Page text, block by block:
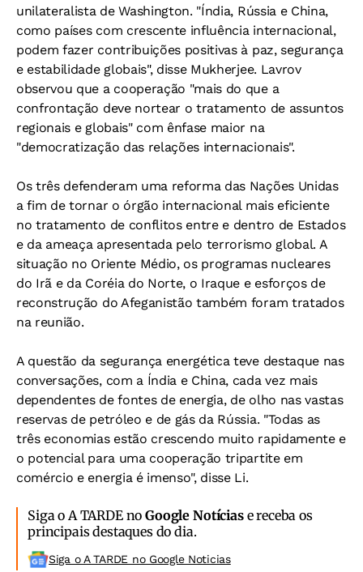
unilateralista de Washington. "Índia, Rússia e China,
como países com crescente influência internacional,
podem fazer contribuições positivas à paz, segurança
e estabilidade globais", disse Mukherjee. Lavrov
observou que a cooperação "mais do que a
confrontação deve nortear o tratamento de assuntos
regionais e globais" com ênfase maior na
"democratização das relações internacionais".
Os três defenderam uma reforma das Nações Unidas
a fim de tornar o órgão internacional mais eficiente
no tratamento de conflitos entre e dentro de Estados
e da ameaça apresentada pelo terrorismo global. A
situação no Oriente Médio, os programas nucleares
do Irã e da Coréia do Norte, o Iraque e esforços de
reconstrução do Afeganistão também foram tratados
na reunião.
A questão da segurança energética teve destaque nas
conversações, com a Índia e China, cada vez mais
dependentes de fontes de energia, de olho nas vastas
reservas de petróleo e de gás da Rússia. "Todas as
três economias estão crescendo muito rapidamente e
o potencial para uma cooperação tripartite em
comércio e energia é imenso", disse Li.
Siga o A TARDE noGoogle Notíciase receba os
principais destaques do dia.
Siga o A TARDE no Google Noticias